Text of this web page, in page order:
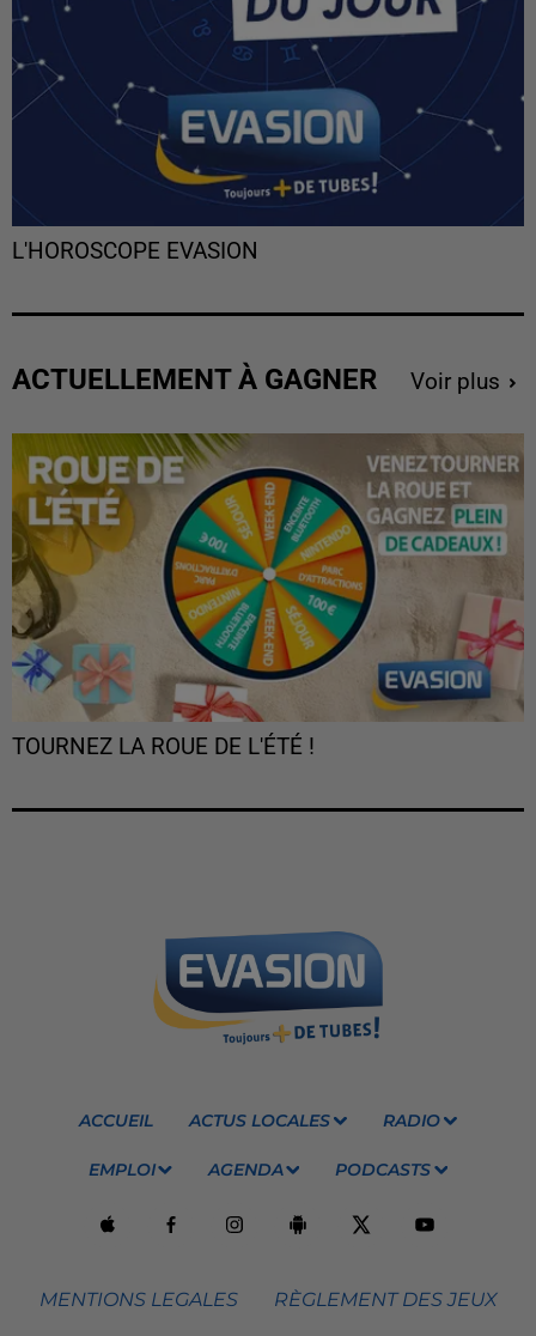
L'HOROSCOPE EVASION
ACTUELLEMENT À GAGNER Voir plus
TOURNEZ LA ROUE DE L'ÉTÉ !
ACCUEIL ACTUS LOCALES RADIO
EMPLOI AGENDA PODCASTS
MENTIONS LEGALES RÈGLEMENT DES JEUX